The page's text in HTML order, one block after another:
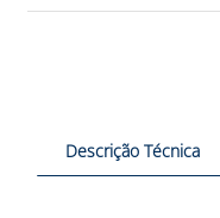
Descrição Técnica